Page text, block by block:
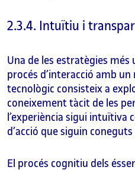
2.3.4. Intuïtiu i
Una de les estratègies més
procés d’interacció amb
tecnològic consisteix a
coneixement tàcit de les
l’experiència sigui intuïtiva
d’acció que siguin
El procés cognitiu dels